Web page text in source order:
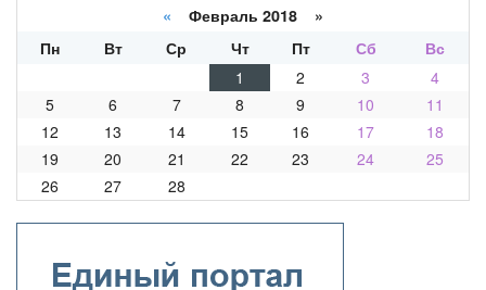
« Февраль 2018 »
Пн
Вт Ср Чт Пт Сб
Вс
1
2 3
4
5
6 7 8 9 10
11
12
13 14 15 16 17
18
19
20 21 22 23 24
25
26
27 28